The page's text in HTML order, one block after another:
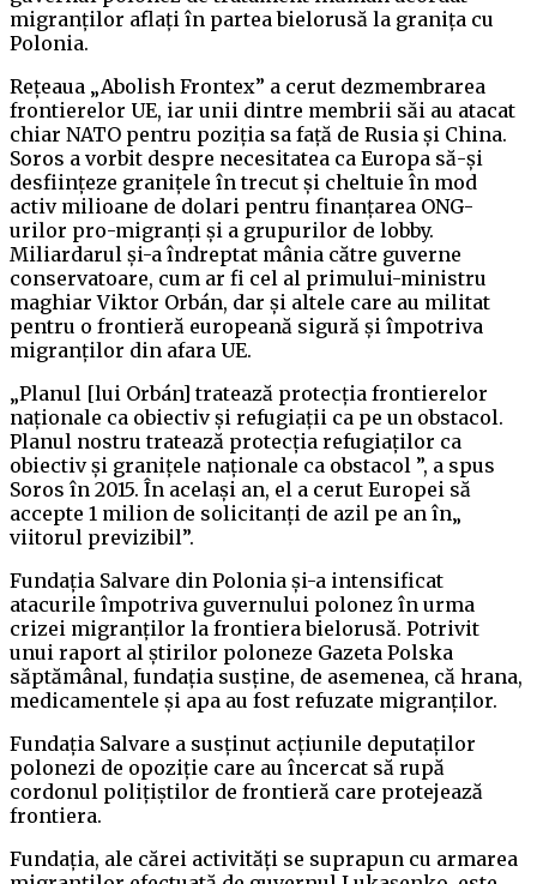
migranților aflați în partea bielorusă la granița cu
Polonia.
Rețeaua „Abolish Frontex” a cerut dezmembrarea
frontierelor UE, iar unii dintre membrii săi au atacat
chiar NATO pentru poziția sa față de Rusia și China.
Soros a vorbit despre necesitatea ca Europa să-și
desființeze granițele în trecut și cheltuie în mod
activ milioane de dolari pentru finanțarea ONG-
urilor pro-migranți și a grupurilor de lobby.
Miliardarul și-a îndreptat mânia către guverne
conservatoare, cum ar fi cel al primului-ministru
maghiar Viktor Orbán, dar și altele care au militat
pentru o frontieră europeană sigură și împotriva
migranților din afara UE.
„Planul [lui Orbán] tratează protecția frontierelor
naționale ca obiectiv și refugiații ca pe un obstacol.
Planul nostru tratează protecția refugiaților ca
obiectiv și granițele naționale ca obstacol ”, a spus
Soros în 2015. În același an, el a cerut Europei să
accepte 1 milion de solicitanți de azil pe an în„
viitorul previzibil”.
Fundația Salvare din Polonia și-a intensificat
atacurile împotriva guvernului polonez în urma
crizei migranților la frontiera bielorusă. Potrivit
unui raport al știrilor poloneze Gazeta Polska
săptămânal, fundația susține, de asemenea, că hrana,
medicamentele și apa au fost refuzate migranților.
Fundația Salvare a susținut acțiunile deputaților
polonezi de opoziție care au încercat să rupă
cordonul polițiștilor de frontieră care protejează
frontiera.
Fundația, ale cărei activități se suprapun cu armarea